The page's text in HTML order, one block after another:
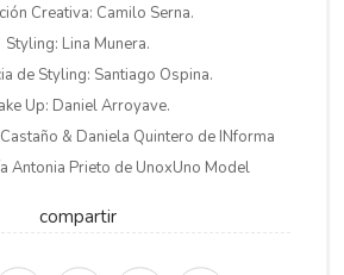
Creativa: Camilo Serna.
Styling: Lina Munera.
de Styling: Santiago Ospina.
Up: Daniel Arroyave.
& Daniela Quintero de INforma
Antonia Prieto de UnoxUno Model
compartir